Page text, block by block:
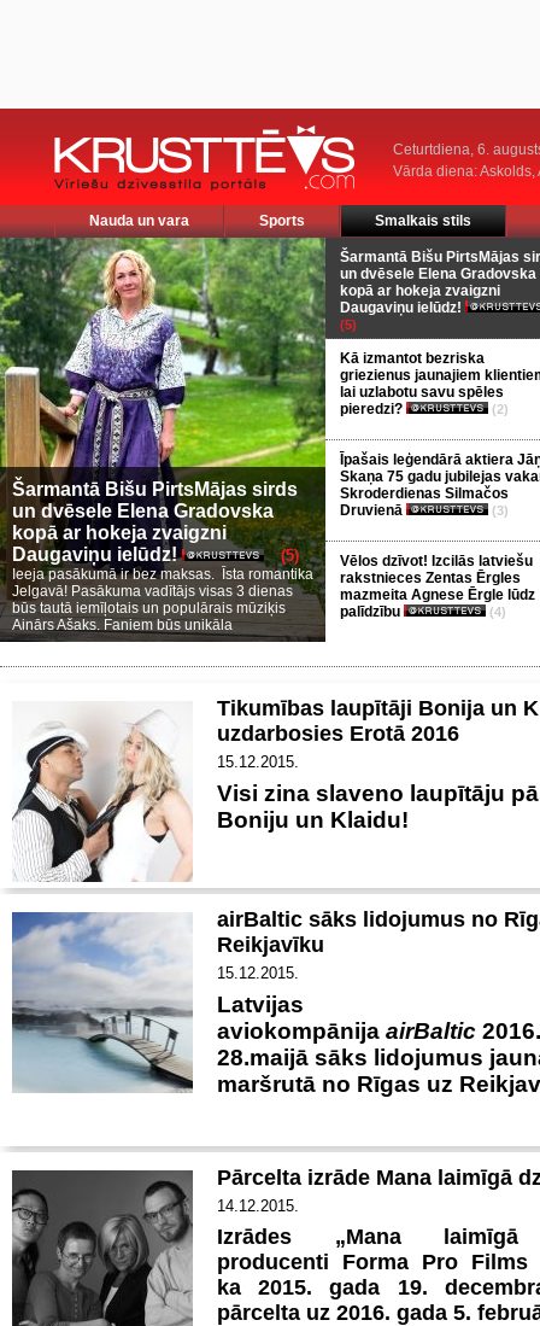
Ceturtdiena, 6.
Vārda diena: Askolds,
Nauda un vara Sports Smalkais stils
Šarmantā Bišu PirtsMājas sirds
un dvēsele Elena Gradovska
kopā ar hokeja zvaigzni
Daugaviņu ielūdz!
(5)
Ieeja pasākumā ir bez maksas. Īsta romantika
Jelgavā! Pasākuma vadītājs visas 3 dienas
būs tautā iemīļotais un populārais mūziķis
Ainārs Ašaks. Faniem būs unikāla
Šarmantā Bišu PirtsMājas
un dvēsele Elena Gradovska
kopā ar hokeja zvaigzni
Daugaviņu ielūdz!
(5)
Kā izmantot bezriska
griezienus jaunajiem
lai uzlabotu savu spēles
pieredzi?
(2)
Īpašais leģendārā aktiera
Skaņa 75 gadu jubilejas
Skroderdienas Silmačos
Druvienā
(3)
Vēlos dzīvot! Izcilās latviešu
rakstnieces Zentas Ērgles
mazmeita Agnese Ērgle lūdz
palīdzību
(4)
Tikumības laupītāji Bonija un
uzdarbosies Erotā 2016
15.12.2015.
Visi zina slaveno laupītāju
Boniju un Klaidu!
airBaltic sāks lidojumus no
Reikjavīku
15.12.2015.
Latvijas
aviokompānija airBaltic
28.maijā sāks lidojumus
maršrutā no Rīgas uz
Pārcelta izrāde Mana laimīgā
14.12.2015.
Izrādes „Mana laimīgā
producenti
Forma Pro Films
ka 2015. gada 19.
pārcelta uz 2016. gada 5.